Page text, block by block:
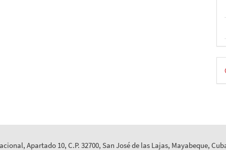
Apartado 10, C.P. 32700, San José de las Lajas, Mayabeque,